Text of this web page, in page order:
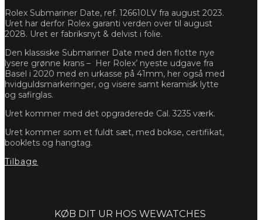
Rolex Submariner Date, ref. 126610LV fra august 2023.
Uret har derfor Rolex garanti verden over til august
2028. Uret er fabriksnyt & delvist i folie.
Den klassiske Submariner Date med den flotte nye
lysere grønne krans – Her Rolex’ nyeste udgave fra
Basel i 2020 med en urkasse på 41mm, her også med
hvidguldsmarkeringer, og visere samt keramisk lytte
og safirglas.
Uret kommer med det opgraderede Cal. 3235 værk.
Uret kommer som et fuldt sæt, med bokse, certifikat,
booklets og hangtag.
Tilbage
KØB DIT UR HOS WEWATCHES